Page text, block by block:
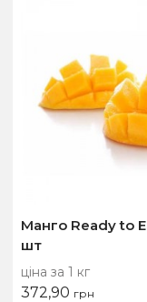
Манго Ready to
шт
ціна за 1 кг
372,90 грн